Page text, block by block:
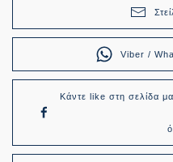
Viber /
Κάντε like στη σελίδα